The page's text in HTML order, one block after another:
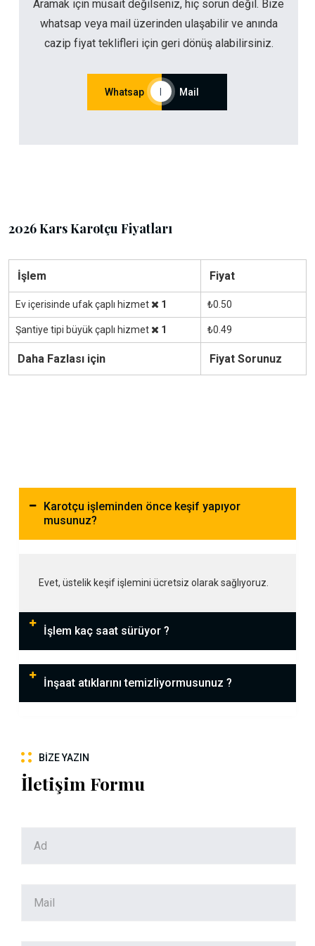
Aramak için müsait değilseniz, hiç sorun değil. Bize
whatsap veya mail üzerinden ulaşabilir ve anında
cazip fiyat teklifleri için geri dönüş alabilirsiniz.
Whatsap Mail
2026 Kars Karotçu Fiyatları
İşlem Fiyat
Ev içerisinde ufak çaplı hizmet 1 ₺0.50
Şantiye tipi büyük çaplı hizmet 1 ₺0.49
Daha Fazlası için Fiyat Sorunuz
Karotçu işleminden önce keşif yapıyor
musunuz?
Evet, üstelik keşif işlemini ücretsiz olarak sağlıyoruz.
İşlem kaç saat sürüyor ?
İnşaat atıklarını temizliyormusunuz ?
BIZE YAZIN
İletişim Formu